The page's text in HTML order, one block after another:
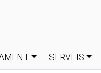
SERVEIS